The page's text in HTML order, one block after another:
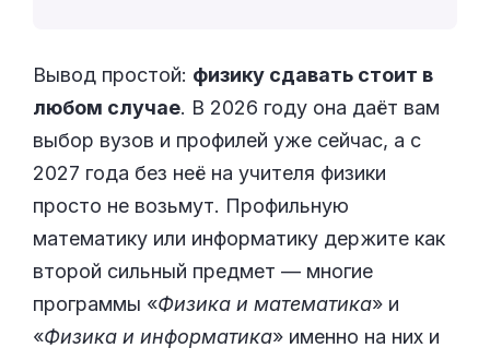
Вывод простой: физику сдавать стоит в
любом случае. В 2026 году она даёт вам
выбор вузов и профилей уже сейчас, а с
2027 года без неё на учителя физики
просто не возьмут. Профильную
математику или информатику держите как
второй сильный предмет — многие
программы «Физика и математика» и
«Физика и информатика» именно на них и